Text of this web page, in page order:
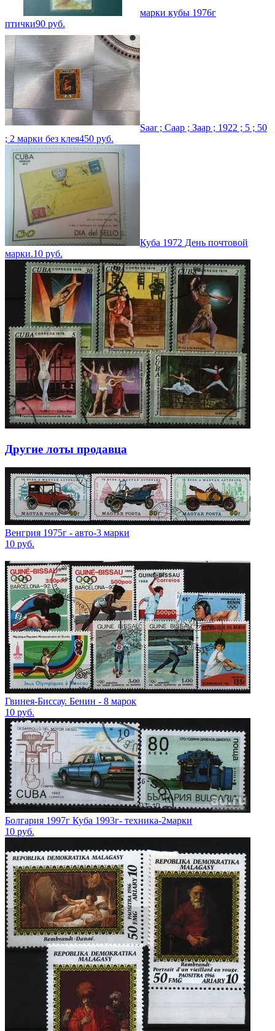
марки кубы 1976г
птички90 руб.
Saar ; Саар ; Заар ; 1922 ; 5 ; 50
; 2 марки без клея450 руб.
Куба 1972 День почтовой
марки.10 руб.
Другие лоты продавца
Венгрия 1975г - авто-3 марки
10 руб.
Гвинея-Биссау. Бенин - 8 марок
10 руб.
Болгария 1997г Куба 1993г- техника-2марки
10 руб.